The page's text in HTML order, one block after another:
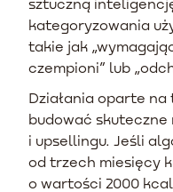
kategoryzowania
takie jak
czempioni” lub
Działania oparte
budować
i upsellingu. Jeśli
od trzech miesięcy
o wartości 2000